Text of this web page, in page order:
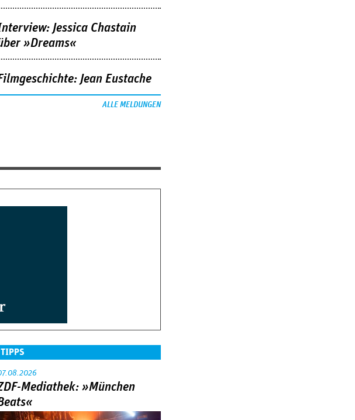
Jessica Chastain
»Dreams«
Jean Eustache
ALLE MELDUNGEN
TIPPS
Mediathek: »München